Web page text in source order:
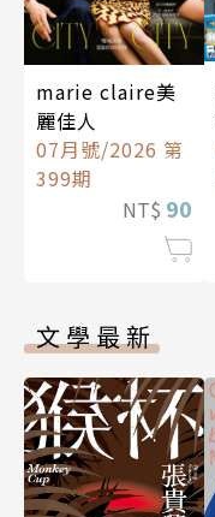
marie claire美
麗佳人
07月號/2026 第
399期
NT$ 90
文學最新